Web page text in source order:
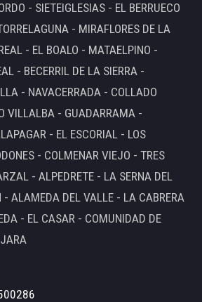
- SIETEIGLESIAS - EL BERRUECO
- MIRAFLORES DE LA
- EL BOALO - MATAELPINO -
- BECERRIL DE LA SIERRA -
- NAVACERRADA - COLLADO
VILLALBA - GUADARRAMA -
- EL ESCORIAL - LOS
- COLMENAR VIEJO - TRES
- ALPEDRETE - LA SERNA DEL
- ALAMEDA DEL VALLE - LA CABRERA
- EL CASAR - COMUNIDAD DE